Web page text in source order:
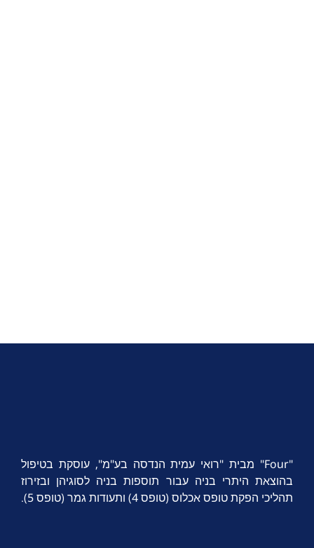
"Four" מבית "רואי עמית הנדסה בע"מ", עוסקת בטיפול
בהוצאת היתרי בניה עבור תוספות בניה לסוגיהן ובזירוז
תהליכי הפקת טופס אכלוס (טופס 4) ותעודות גמר (טופס 5).